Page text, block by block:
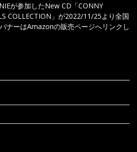
が参加したNew CD「CONNY
COLLECTION」が2022/11/25より全国
ナーはAmazonの販売ページへリンクし